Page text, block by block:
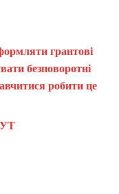
грантові
безповоротні
робити це